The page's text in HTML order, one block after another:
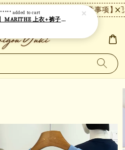
付款将自动取消。 【注意事项】
added to cart
【现货+预购】MARITHE 上衣+裤子套装 MT82